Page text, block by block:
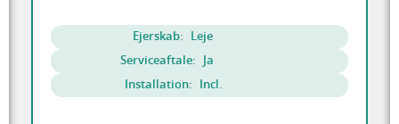
Ejerskab: Leje
Serviceaftale: Ja
Installation: Incl.